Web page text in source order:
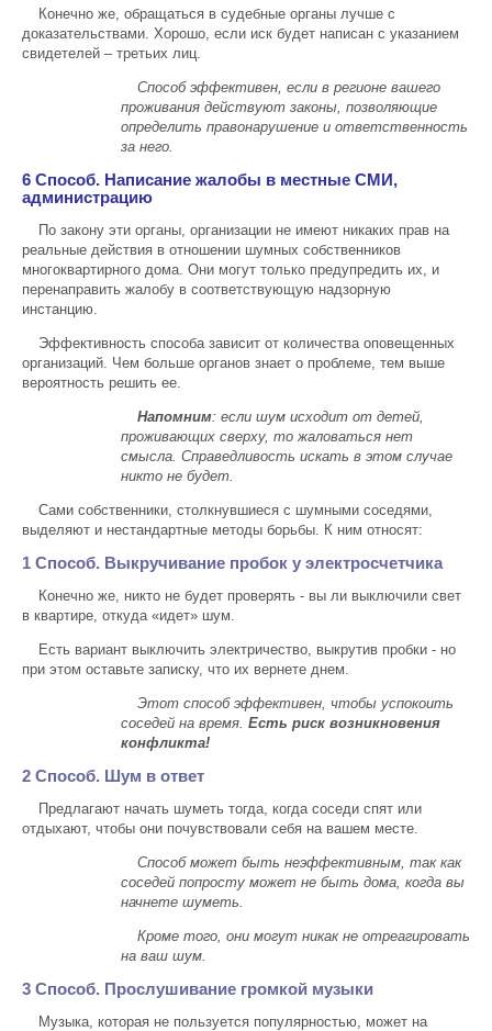
Конечно же, обращаться в судебные органы лучше с
доказательствами. Хорошо, если иск будет написан с указанием
свидетелей – третьих лиц.
Способ эффективен, если в регионе вашего
проживания действуют законы, позволяющие
определить правонарушение и ответственность
за него.
6 Способ. Написание жалобы в местные СМИ,
администрацию
По закону эти органы, организации не имеют никаких прав на
реальные действия в отношении шумных собственников
многоквартирного дома. Они могут только предупредить их, и
перенаправить жалобу в соответствующую надзорную
инстанцию.
Эффективность способа зависит от количества оповещенных
организаций. Чем больше органов знает о проблеме, тем выше
вероятность решить ее.
Напомним: если шум исходит от детей,
проживающих сверху, то жаловаться нет
смысла. Справедливость искать в этом случае
никто не будет.
Сами собственники, столкнувшиеся с шумными соседями,
выделяют и нестандартные методы борьбы. К ним относят:
1 Способ. Выкручивание пробок у электросчетчика
Конечно же, никто не будет проверять - вы ли выключили свет
в квартире, откуда «идет» шум.
Есть вариант выключить электричество, выкрутив пробки - но
при этом оставьте записку, что их вернете днем.
Этот способ эффективен, чтобы успокоить
соседей на время. Есть риск возникновения
конфликта!
2 Способ. Шум в ответ
Предлагают начать шуметь тогда, когда соседи спят или
отдыхают, чтобы они почувствовали себя на вашем месте.
Способ может быть неэффективным, так как
соседей попросту может не быть дома, когда вы
начнете шуметь.
Кроме того, они могут никак не отреагировать
на ваш шум.
3 Способ. Прослушивание громкой музыки
Музыка, которая не пользуется популярностью, может на